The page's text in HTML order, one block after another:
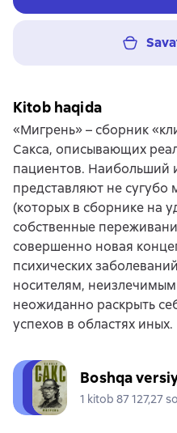
Kitob haqida
«Мигрень» – сборник
Сакса, описывающих
пациентов. Наибольший
представляют не
(которых в сборнике на
собственные
совершенно новая
психических
носителям,
неожиданно раскрыть
успехов в областях иных.
Boshqa
1 kitob 87 127,27